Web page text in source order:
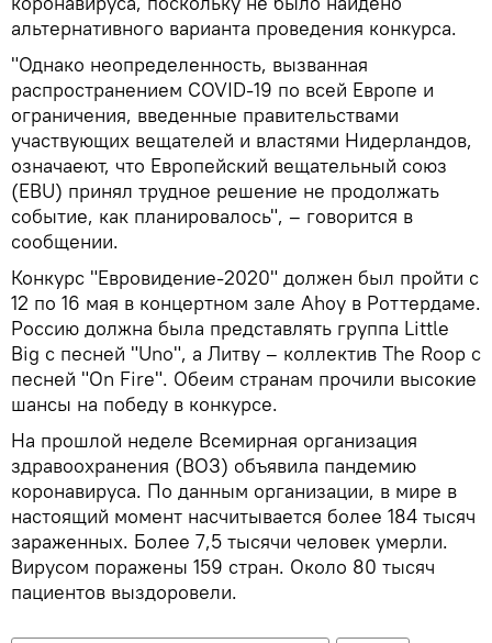
альтернативного варианта проведения конкурса.
"Однако неопределенность, вызванная
распространением COVID-19 по всей Европе и
ограничения, введенные правительствами
участвующих вещателей и властями Нидерландов,
означаеют, что Европейский вещательный союз
(EBU) принял трудное решение не продолжать
событие, как планировалось", – говорится в
сообщении.
Конкурс "Евровидение-2020" должен был пройти с
12 по 16 мая в концертном зале Ahoy в Роттердаме.
Россию должна была представлять группа Little
Big с песней "Uno", а Литву – коллектив The Roop с
песней "On Fire". Обеим странам прочили высокие
шансы на победу в конкурсе.
На прошлой неделе Всемирная организация
здравоохранения (ВОЗ) объявила пандемию
коронавируса. По данным организации, в мире в
настоящий момент насчитывается более 184 тысяч
зараженных. Более 7,5 тысячи человек умерли.
Вирусом поражены 159 стран. Около 80 тысяч
пациентов выздоровели.